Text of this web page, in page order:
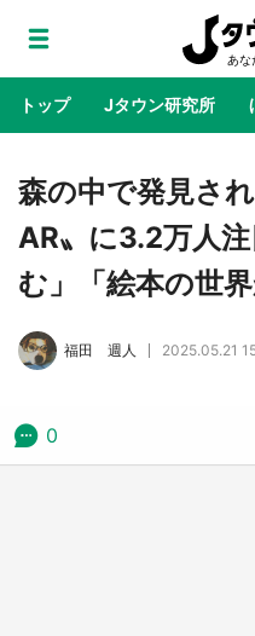
トップ Jタウン研究所
地域×二次元 絶景
鳥取・境港「
太郎グッズ買
森の中で発見さ
AR〟に3.2万人
む」「絵本の世界
福田 週人 2025.05.21
0